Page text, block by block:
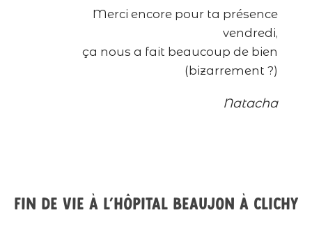
Merci encore pour ta présence
vendredi,
ça nous a fait beaucoup de bien
(bizarrement ?)
Natacha
Fin de vie à l’hôpital Beaujon à Clichy